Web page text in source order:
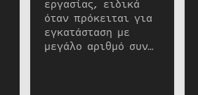
εργασίας, ειδικά
όταν πρόκειται για
εγκατάσταση με
μεγάλο αριθμό συν…